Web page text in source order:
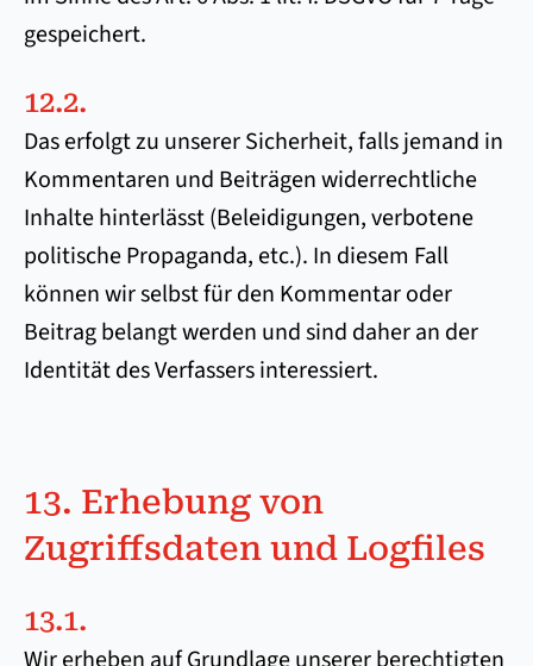
gespeichert.
12.2.
Das erfolgt zu unserer Sicherheit, falls jemand in
Kommentaren und Beiträgen widerrechtliche
Inhalte hinterlässt (Beleidigungen, verbotene
politische Propaganda, etc.). In diesem Fall
können wir selbst für den Kommentar oder
Beitrag belangt werden und sind daher an der
Identität des Verfassers interessiert.
13. Erhebung von
Zugriffsdaten und Logfiles
13.1.